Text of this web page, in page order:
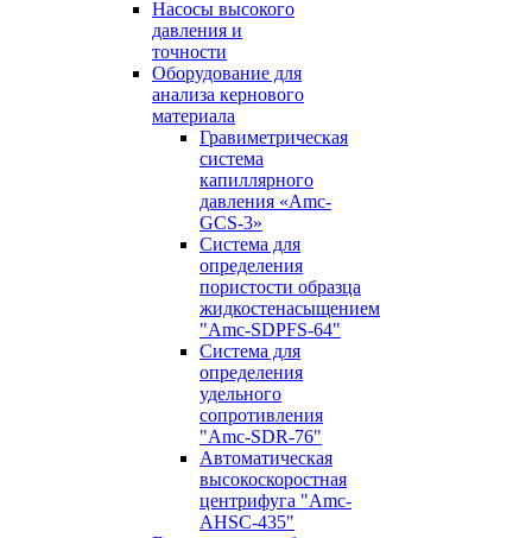
Насосы высокого
давления и
точности
Оборудование для
анализа кернового
материала
Гравиметрическая
система
капиллярного
давления «Amc-
GCS-3»
Система для
определения
пористости образца
жидкостенасыщением
"Amc-SDPFS-64"
Система для
определения
удельного
сопротивления
"Amc-SDR-76"
Автоматическая
высокоскоростная
центрифуга "Amc-
AHSC-435"